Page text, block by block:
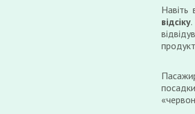
Навіть
відсіку